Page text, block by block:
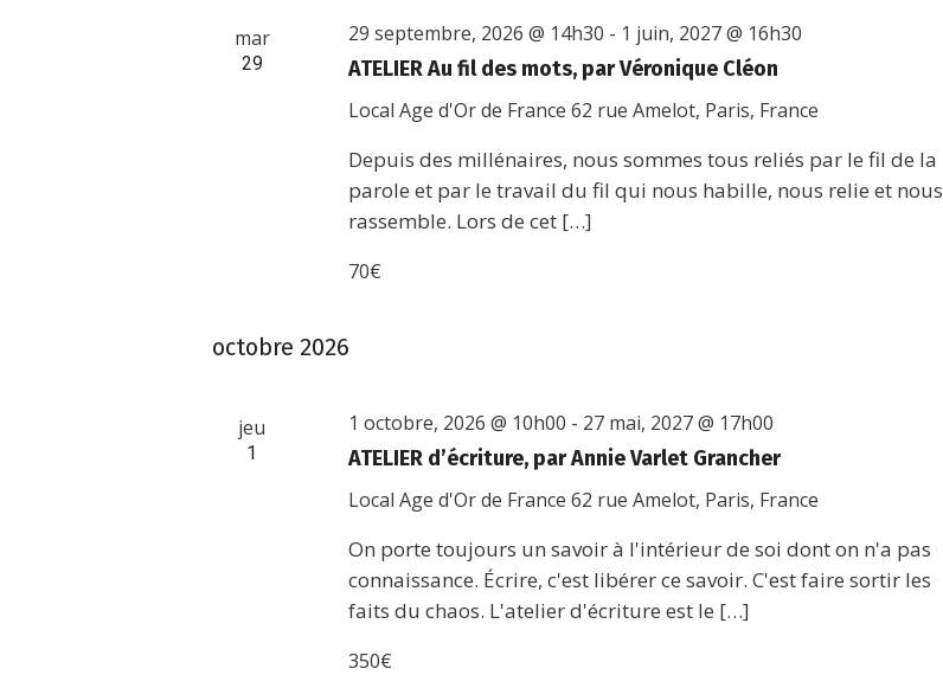
mar
29 ATELIER Au fil des mots, par Véronique Cléon
29 septembre, 2026 @ 14h30 - 1 juin, 2027 @ 16h30
Local Age d'Or de France62 rue Amelot, Paris, France
Depuis des millénaires, nous sommes tous reliés par le fil de la
parole et par le travail du fil qui nous habille, nous relie et nous
rassemble. Lors de cet […]
70€
octobre 2026
jeu
1 ATELIER d’écriture, par Annie Varlet Grancher
1 octobre, 2026 @ 10h00 - 27 mai, 2027 @ 17h00
Local Age d'Or de France62 rue Amelot, Paris, France
On porte toujours un savoir à l'intérieur de soi dont on n'a pas
connaissance. Écrire, c'est libérer ce savoir. C'est faire sortir les
faits du chaos. L'atelier d'écriture est le […]
350€